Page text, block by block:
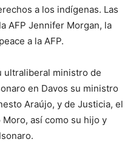
a los indígenas. Las
AFP Jennifer Morgan, la
a la AFP.
ultraliberal ministro de
en Davos su ministro
Araújo, y de Justicia, el
así como su hijo y